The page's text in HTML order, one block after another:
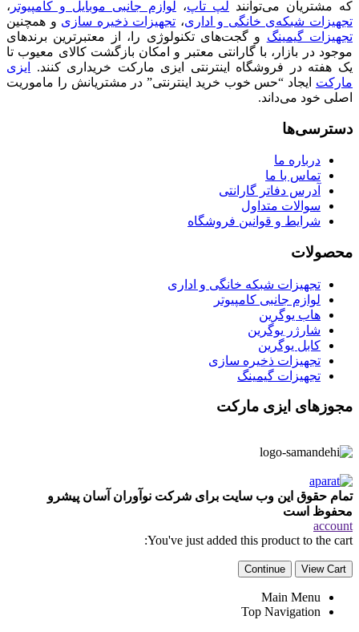
که مشتریان می‌توانند لپ تاپ، لوازم جانبی موبایل و کامپیوتر ،
تجهیزات شبکه‌ی خانگی و اداری، تجهیزات ذخیره سازی و همچنین
تجهیزات گیمینگ و گجت‌های تکنولوژی را، از معتبرترین برندهای
موجود در بازار، با گارانتی معتبر و امکان بازگشت کالای معیوب تا
یک هفته در فروشگاه اینترنتی ایزی مارکت خریداری کنند.
ایزی
مارکت ایجاد “حس خوب خرید اینترنتی” در مشتریانش را ماموریت
اصلی خود می‌داند.
دسترسی‌ها
درباره ما
تماس با ما
آدرس دفاتر گارانتی
سوالات متداول
شرایط و قوانین فروشگاه
محصولات
تجهیزات شبکه خانگی و اداری
لوازم جانبی کامپیوتر
هاب یوگرین
شارژر یوگرین
کابل یوگرین
تجهیزات ذخیره سازی
تجهیزات گیمینگ
مجوزهای ایزی مارکت
تمام حقوق این وب سایت برای شرکت نوآوران آسان پیشرو
محفوظ است
account
You've just added this product to the cart:
View Cart
Continue
Main Menu
Top Navigation